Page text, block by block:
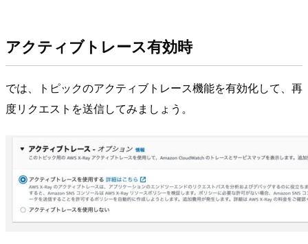
アクティブトレース有効時
では、トピックのアクティブトレース機能を有効化して、再
度リクエストを送信してみましょう。